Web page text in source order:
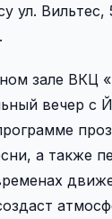
ул.
зале ВКЦ
вечер с
а также